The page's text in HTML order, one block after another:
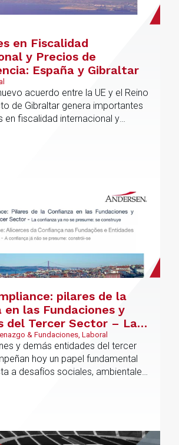
en Fiscalidad
y Precios de
España y Gibraltar
acuerdo entre la UE y el Reino
de Gibraltar genera importantes
en fiscalidad internacional y
pilares de la
en las Fundaciones y
del Tercer Sector – La
no se presume, se
& Fundaciones, Laboral
y demás entidades del tercer
hoy un papel fundamental
a desafíos sociales, ambientales,